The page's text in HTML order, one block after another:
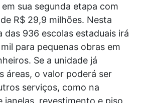
sua segunda etapa com
R$ 29,9 milhões. Nesta
das 936 escolas estaduais irá
para pequenas obras em
Se a unidade já
áreas, o valor poderá ser
serviços, como na
janelas, revestimento e piso,